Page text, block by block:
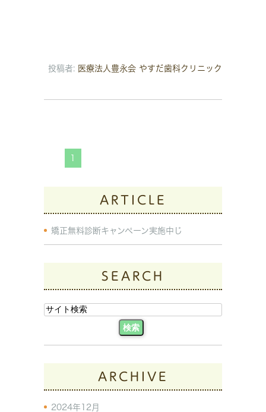
投稿者: 医療法人豊永会 やすだ歯科クリニック
1
ARTICLE
矯正無料診断キャンペーン実施中じ
SEARCH
ARCHIVE
2024年12月